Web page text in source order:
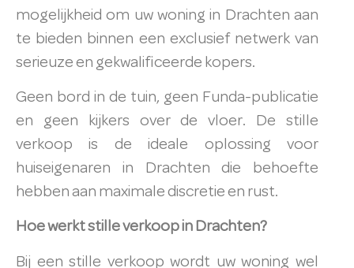
mogelijkheid om uw woning in Drachten aan
te bieden binnen een exclusief netwerk van
serieuze en gekwalificeerde kopers.
Geen bord in de tuin, geen Funda-publicatie
en geen kijkers over de vloer. De stille
verkoop is de ideale oplossing voor
huiseigenaren in Drachten die behoefte
hebben aan maximale discretie en rust.
Hoe werkt stille verkoop in Drachten?
Bij een stille verkoop wordt uw woning wel